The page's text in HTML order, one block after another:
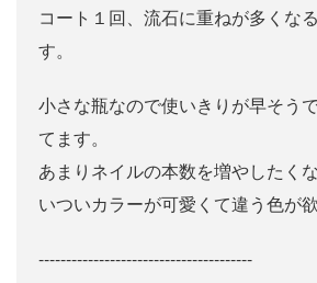
コート１回、流石に重ねが多くな
す。
小さな瓶なので使いきりが早そう
てます。
あまりネイルの本数を増やしたく
いついカラーが可愛くて違う色が
---------------------------------------